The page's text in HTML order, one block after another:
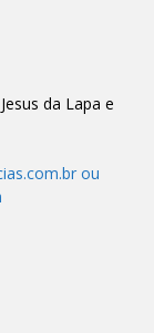
da Lapa e
ou